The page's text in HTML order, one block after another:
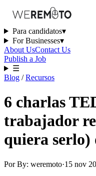
Para candidatos▾
For Businesses▾
About UsContact Us
Publish a Job
☰
Blog /Recursos
6 charlas
trabajador
quiera serlo)
Por By: weremoto·15 nov